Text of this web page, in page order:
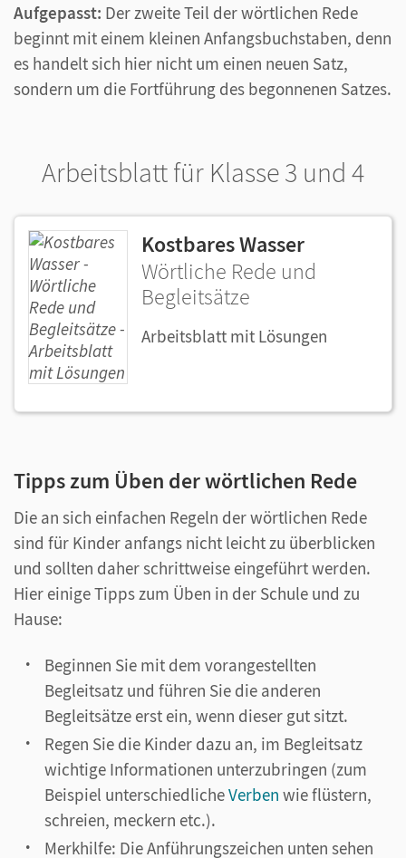
Aufgepasst: Der zweite Teil der wörtlichen Rede
beginnt mit einem kleinen Anfangsbuchstaben, denn
es handelt sich hier nicht um einen neuen Satz,
sondern um die Fortführung des begonnenen Satzes.
Arbeitsblatt für Klasse 3 und 4
Kostbares Wasser
Wörtliche Rede und
Begleitsätze
Arbeitsblatt mit Lösungen
Tipps zum Üben der wörtlichen Rede
Die an sich einfachen Regeln der wörtlichen Rede
sind für Kinder anfangs nicht leicht zu überblicken
und sollten daher schrittweise eingeführt werden.
Hier einige Tipps zum Üben in der Schule und zu
Hause:
Beginnen Sie mit dem vorangestellten
Begleitsatz und führen Sie die anderen
Begleitsätze erst ein, wenn dieser gut sitzt.
Regen Sie die Kinder dazu an, im Begleitsatz
wichtige Informationen unterzubringen (zum
Beispiel unterschiedlicheVerben wie flüstern,
schreien, meckern etc.).
Merkhilfe: Die Anführungszeichen unten sehen